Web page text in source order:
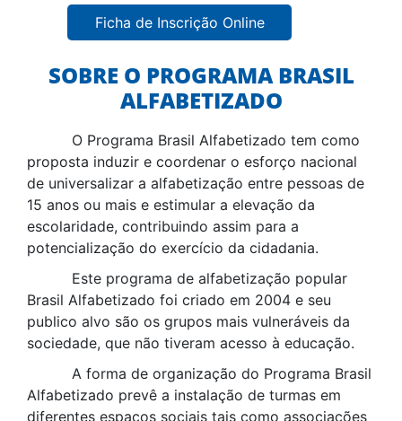
Ficha de Inscrição Online
SOBRE O PROGRAMA BRASIL
ALFABETIZADO
O Programa Brasil Alfabetizado tem como
proposta induzir e coordenar o esforço nacional
de universalizar a alfabetização entre pessoas de
15 anos ou mais e estimular a elevação da
escolaridade, contribuindo assim para a
potencialização do exercício da cidadania.
Este programa de alfabetização popular
Brasil Alfabetizado foi criado em 2004 e seu
publico alvo são os grupos mais vulneráveis da
sociedade, que não tiveram acesso à educação.
A forma de organização do Programa Brasil
Alfabetizado prevê a instalação de turmas em
diferentes espaços sociais tais como associações